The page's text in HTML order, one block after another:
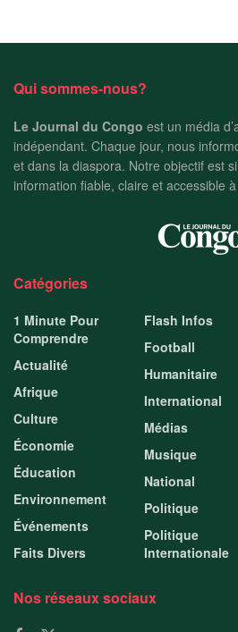
Qui sommes-nous?
Le Journal du Congo est un média
indépendant. Chaque jour, nous
et dans la diaspora. Notre objectif est
information fiable, claire et accessible
Catégories
1 Minute Pour
Comprendre
Actualité
Afrique
Culture
Économie
Éducation
Environnement
Événements
Faits Divers
Flash Infos
Football
Humanitaire
International
Médias
Musique
National
Politique
Politique
Internationale
Nos réseaux sociaux